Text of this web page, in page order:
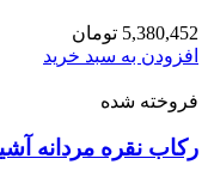
5,380,452 تومان
افزودن به سبد خرید
فروخته شده
رکاب نقره مردانه